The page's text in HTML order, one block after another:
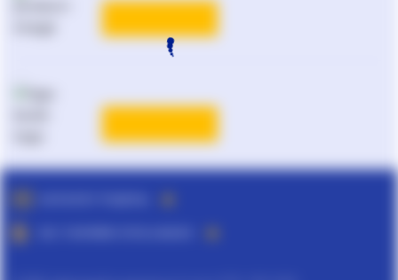
наligazakon.net
ТАРИФИ
каталог УкраїниLiga:BOOK